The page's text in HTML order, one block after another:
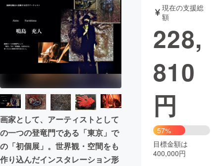
アート・写真 音楽
テクノロジー・ガジェット ゲーム・サ
映像・映画
ビジネス・起業
まちづくり・地域活性化
CAMPFIRE for Social Good
CAMPFIRE Creation
CAMPFIREふるさと納税machi-ya コミュニティ
画家として、アーティストとして
の一つの登竜門である「東京」で
の「初個展」。世界観・空間をも
作り込んだインスタレーション形
現在の支援総
額
228,
810
円
57%
目標金額は
400,000円